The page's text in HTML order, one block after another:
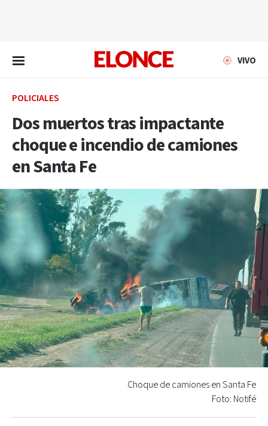
VIVO
POLICIALES
Dos muertos tras impactante
choque e incendio de camiones
en Santa Fe
Choque de camiones en Santa Fe
Foto: Notifé